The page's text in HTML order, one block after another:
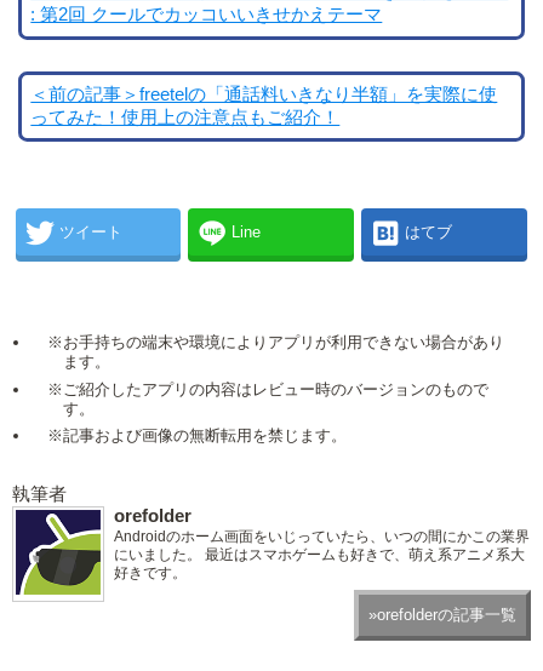
: 第2回 クールでカッコいいきせかえテーマ
＜前の記事＞freetelの「通話料いきなり半額」を実際に使
ってみた！使用上の注意点もご紹介！
ツイート Line はてブ
※お手持ちの端末や環境によりアプリが利用できない場合があり
ます。
※ご紹介したアプリの内容はレビュー時のバージョンのもので
す。
※記事および画像の無断転用を禁じます。
執筆者
orefolder
Androidのホーム画面をいじっていたら、いつの間にかこの業界
にいました。 最近はスマホゲームも好きで、萌え系アニメ系大
好きです。
»orefolderの記事一覧